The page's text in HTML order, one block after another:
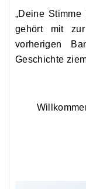
„Deine
gehört mit
vorherigen
Geschichte